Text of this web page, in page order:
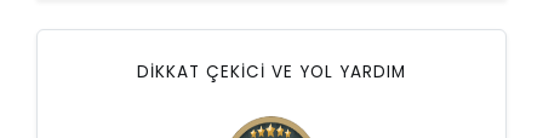
DİKKAT ÇEKİCİ VE YOL YARDIM